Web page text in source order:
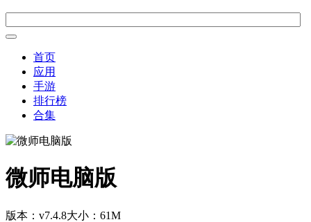
首页
应用
手游
排行榜
合集
微师电脑版
版本：v7.4.8大小：61M